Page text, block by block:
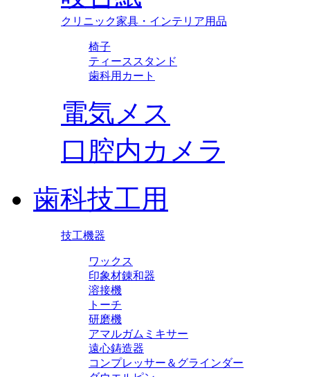
クリニック家具・インテリア用品
椅子
ティーススタンド
歯科用カート
電気メス
口腔内カメラ
歯科技工用
技工機器
ワックス
印象材錬和器
溶接機
トーチ
研磨機
アマルガムミキサー
遠心鋳造器
コンプレッサー＆グラインダー